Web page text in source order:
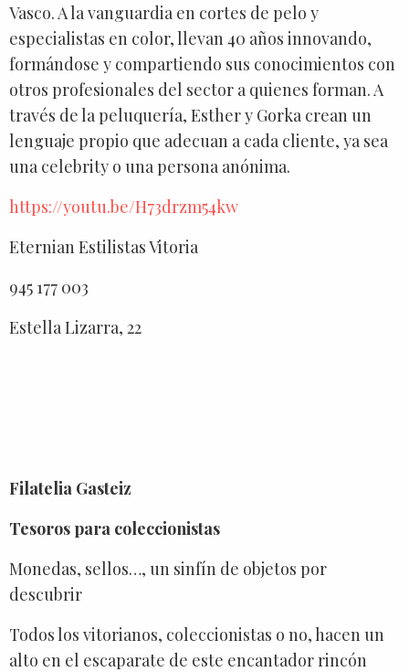
Vasco. A la vanguardia en cortes de pelo y
especialistas en color, llevan 40 años innovando,
formándose y compartiendo sus conocimientos con
otros profesionales del sector a quienes forman. A
través de la peluquería, Esther y Gorka crean un
lenguaje propio que adecuan a cada cliente, ya sea
una celebrity o una persona anónima.
https://youtu.be/H73drzm54kw
Eternian Estilistas Vitoria
945 177 003
Estella Lizarra, 22
Filatelia Gasteiz
Tesoros para coleccionistas
Monedas, sellos…, un sinfín de objetos por
descubrir
Todos los vitorianos, coleccionistas o no, hacen un
alto en el escaparate de este encantador rincón